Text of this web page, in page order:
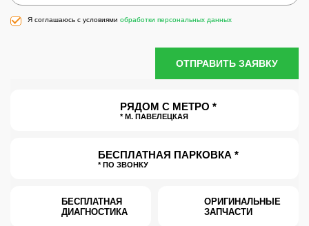
Я соглашаюсь с условиями обработки персональных данных
ОТПРАВИТЬ ЗАЯВКУ
РЯДОМ С МЕТРО *
* М. ПАВЕЛЕЦКАЯ
БЕСПЛАТНАЯ ПАРКОВКА *
* ПО ЗВОНКУ
БЕСПЛАТНАЯ
ДИАГНОСТИКА
ОРИГИНАЛЬНЫЕ
ЗАПЧАСТИ